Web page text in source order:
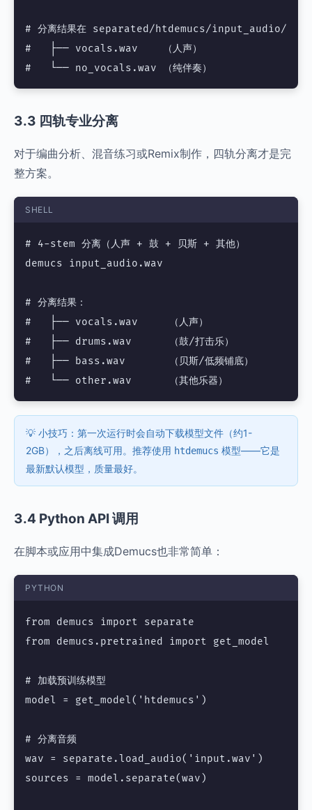
# 分离结果在 separated/htdemucs/input_audio/
#   ├── vocals.wav    （人声）
3.3 四轨专业分离
对于编曲分析、混音练习或Remix制作，四轨分离才是完
整方案。
SHELL
# 4-stem 分离（人声 + 鼓 + 贝斯 + 其他）
demucs input_audio.wav
# 分离结果：
#   ├── vocals.wav     （人声）
#   ├── drums.wav      （鼓/打击乐）
#   ├── bass.wav       （贝斯/低频铺底）
💡 小技巧：第一次运行时会自动下载模型文件（约1-
2GB），之后离线可用。推荐使用 htdemucs 模型——它是
最新默认模型，质量最好。
3.4 Python API 调用
在脚本或应用中集成Demucs也非常简单：
PYTHON
from demucs import separate
from demucs.pretrained import get_model
# 加载预训练模型
model = get_model('htdemucs')
# 分离音频
wav = separate.load_audio('input.wav')
sources = model.separate(wav)